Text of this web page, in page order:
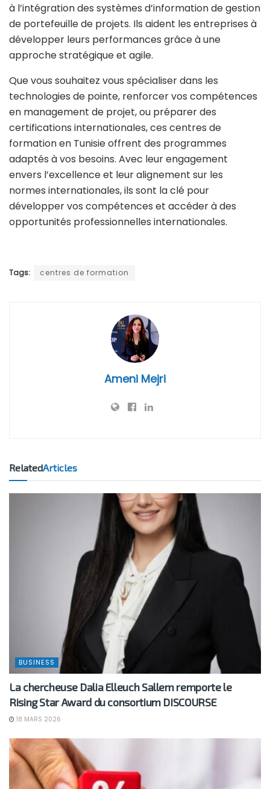
à l’intégration des systèmes d’information de gestion
de portefeuille de projets. Ils aident les entreprises à
développer leurs performances grâce à une
approche stratégique et agile.
Que vous souhaitez vous spécialiser dans les
technologies de pointe, renforcer vos compétences
en management de projet, ou préparer des
certifications internationales, ces centres de
formation en Tunisie offrent des programmes
adaptés à vos besoins. Avec leur engagement
envers l’excellence et leur alignement sur les
normes internationales, ils sont la clé pour
développer vos compétences et accéder à des
opportunités professionnelles internationales.
Tags: centres de formation
Ameni Mejri
RelatedArticles
BUSINESS
La chercheuse Dalia Elleuch Sallem remporte le
Rising Star Award du consortium DISCOURSE
18 MARS 2026